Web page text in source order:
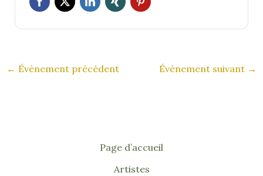
← Évènement précédent Évènement suivant →
Page d’accueil
Artistes